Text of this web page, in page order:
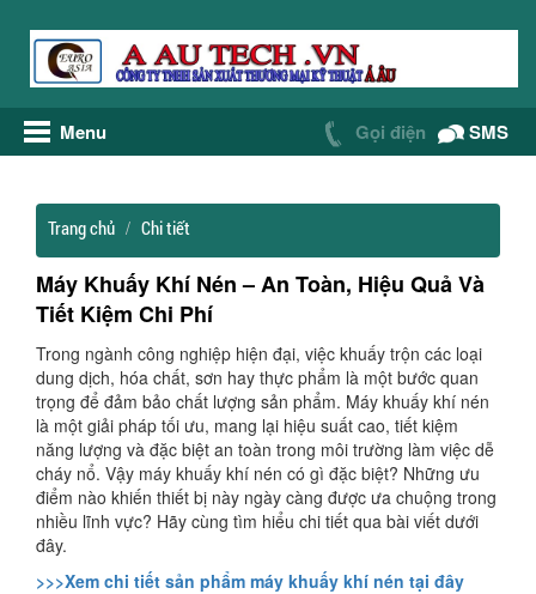
Menu Gọi điện SMS
Trang chủ Chi tiết
Máy Khuấy Khí Nén – An Toàn, Hiệu Quả Và
Tiết Kiệm Chi Phí
Trong ngành công nghiệp hiện đại, việc khuấy trộn các loại
dung dịch, hóa chất, sơn hay thực phẩm là một bước quan
trọng để đảm bảo chất lượng sản phẩm. Máy khuấy khí nén
là một giải pháp tối ưu, mang lại hiệu suất cao, tiết kiệm
năng lượng và đặc biệt an toàn trong môi trường làm việc dễ
cháy nổ. Vậy máy khuấy khí nén có gì đặc biệt? Những ưu
điểm nào khiến thiết bị này ngày càng được ưa chuộng trong
nhiều lĩnh vực? Hãy cùng tìm hiểu chi tiết qua bài viết dưới
đây.
>>>Xem chi tiết sản phẩm máy khuấy khí nén tại đây